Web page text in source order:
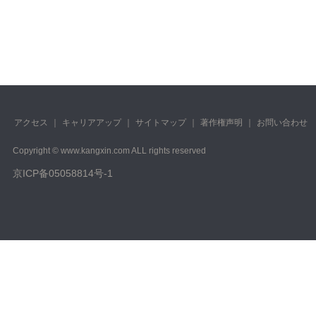
アクセス キャリアアップ サイトマップ 著作権声明 お問い合わせ
Copyright © www.kangxin.com ALL rights reserved
京ICP备05058814号-1